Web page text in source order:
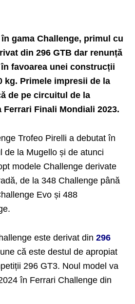
gama Challenge, primul cu
din 296 GTB dar renunță
favoarea unei construcții
kg. Primele impresii de la
de pe circuitul de la
Ferrari Finali Mondiali 2023.
Trofeo Pirelli a debutat în
de la Mugello și de atunci
modele Challenge derivate
de la 348 Challenge până
Evo și 488
este derivat din 296
că este destul de apropiat
296 GT3. Noul model va
în Ferrari Challenge din